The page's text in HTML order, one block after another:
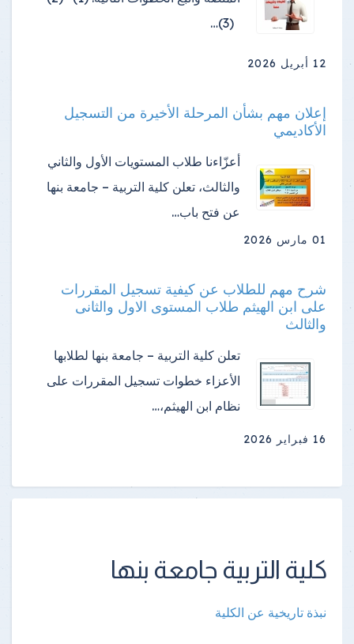
(3)…
12 أبريل 2026
إعلان مهم بشأن المرحلة الأخيرة من التسجيل
الأكاديمي
أعزّاءنا طلاب المستويات الأول والثاني
والثالث، تعلن كلية التربية – جامعة بنها
عن فتح باب…
01 مارس 2026
شرح مهم للطلاب عن كيفية تسجيل المقررات
على ابن الهيثم طلاب المستوى الاول والثانى
والثالث
تعلن كلية التربية – جامعة بنها لطلابها
الأعزاء خطوات تسجيل المقررات على
نظام ابن الهيثم،…
16 فبراير 2026
كلية التربية جامعة بنها
نبذة تاريخية عن الكلية